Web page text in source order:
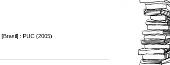
: PUC (2005)